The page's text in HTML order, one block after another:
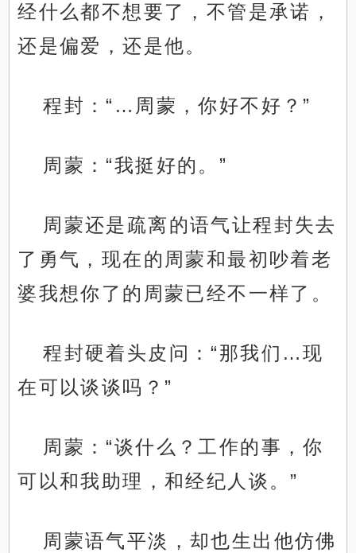
经什么都不想要了，不管是承诺，
还是偏爱，还是他。
程封：“…周蒙，你好不好？”
周蒙：“我挺好的。”
周蒙还是疏离的语气让程封失去
了勇气，现在的周蒙和最初吵着老
婆我想你了的周蒙已经不一样了。
程封硬着头皮问：“那我们…现
在可以谈谈吗？”
周蒙：“谈什么？工作的事，你
可以和我助理，和经纪人谈。”
周蒙语气平淡，却也生出他仿佛